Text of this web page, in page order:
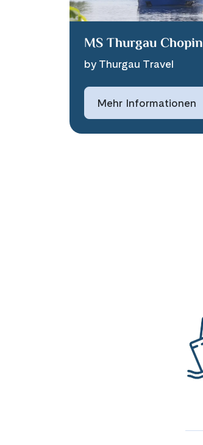
MS Thurgau Chopin
by Thurgau Travel
Mehr Informationen